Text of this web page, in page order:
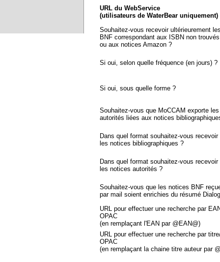
URL du WebService
(utilisateurs de WaterBear uniquement)
Souhaitez-vous recevoir ultérieurement
BNF correspondant aux ISBN non trouvés
ou aux notices Amazon ?
Si oui, selon quelle fréquence (en jours) ?
Si oui, sous quelle forme ?
Souhaitez-vous que MoCCAM exporte
autorités liées aux notices
Dans quel format souhaitez-vous recevoir
les notices bibliographiques ?
Dans quel format souhaitez-vous recevoir
les notices autorités ?
Souhaitez-vous que les notices BNF
par mail soient enrichies du résumé
URL pour effectuer une recherche par
OPAC
(en remplaçant l'EAN par @EAN@)
URL pour effectuer une recherche par
OPAC
(en remplaçant la chaine titre auteur par